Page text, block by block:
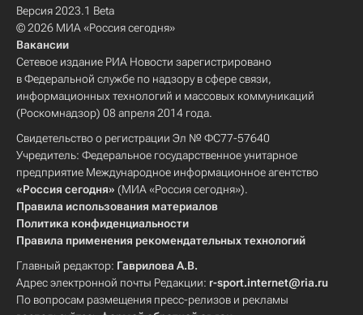
Версия 2023.1 Beta
© 2026 МИА «Россия сегодня»
Вакансии
Сетевое издание РИА Новости зарегистрировано
в Федеральной службе по надзору в сфере связи,
информационных технологий и массовых коммуникаций
(Роскомнадзор) 08 апреля 2014 года.
Свидетельство о регистрации Эл № ФС77-57640
Учредитель: Федеральное государственное унитарное
предприятие Международное информационное агентство
«Россия сегодня» (МИА «Россия сегодня»).
Правила использования материалов
Политика конфиденциальности
Правила применения рекомендательных технологий
Главный редактор: Гаврилова А.В.
Адрес электронной почты Редакции: r-sport.internet@ria.ru
По вопросам размещения пресс-релизов и рекламы